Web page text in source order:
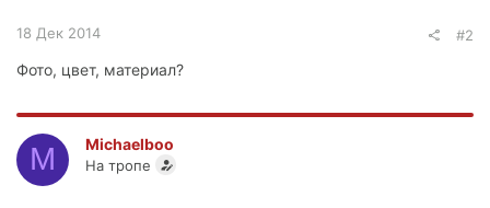
18 Дек 2014 #2
Фото, цвет, материал?
M Michaelboo
На тропе